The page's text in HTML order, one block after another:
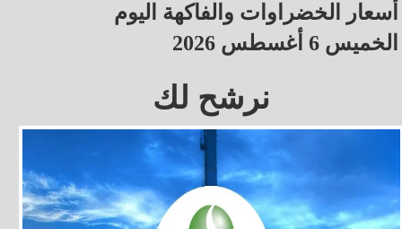
أسعار الخضراوات والفاكهة اليوم
الخميس 6 أغسطس 2026
نرشح لك